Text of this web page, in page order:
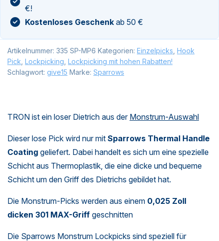
€!
Kostenloses Geschenk ab 50 €
Artikelnummer: 335 SP-MP6 Kategorien: Einzelpicks Hook
Pick Lockpicking Lockpicking mit hohen Rabatten!
Schlagwort: give15 Marke: Sparrows
TRON ist ein loser Dietrich aus der Monstrum-Auswahl
Dieser lose Pick wird nur mit Sparrows Thermal Handle
Coating geliefert. Dabei handelt es sich um eine spezielle
Schicht aus Thermoplastik, die eine dicke und bequeme
Schicht um den Griff des Dietrichs gebildet hat.
Die Monstrum-Picks werden aus einem 0,025 Zoll
dicken 301 MAX-Griff geschnitten
Die Sparrows Monstrum Lockpicks sind speziell für